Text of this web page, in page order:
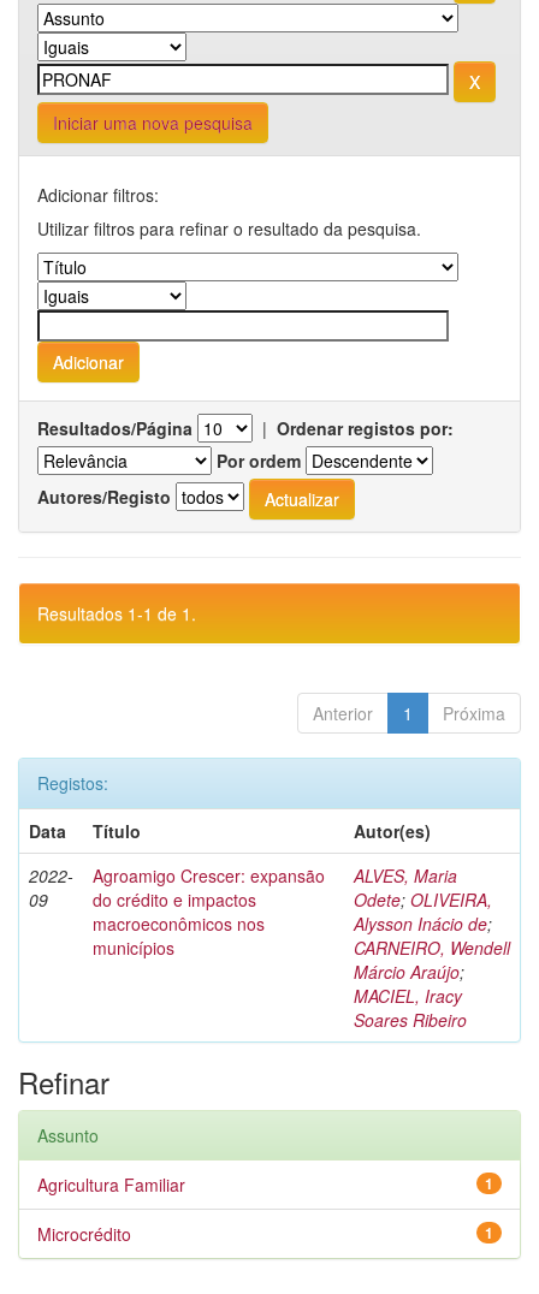
Iniciar uma nova pesquisa
Adicionar filtros:
Utilizar filtros para refinar o resultado da pesquisa.
Resultados/Página | Ordenar registos por:
Por ordem
Autores/Registo
Resultados 1-1 de 1.
Anterior 1 Próxima
Registos:
Data
Título
Autor(es)
2022-
09
Agroamigo Crescer: expansão
do crédito e impactos
macroeconômicos nos
municípios
ALVES, Maria
Odete; OLIVEIRA,
Alysson Inácio de;
CARNEIRO, Wendell
Márcio Araújo;
MACIEL, Iracy
Soares Ribeiro
Refinar
Assunto
1
Agricultura Familiar
1
Microcrédito